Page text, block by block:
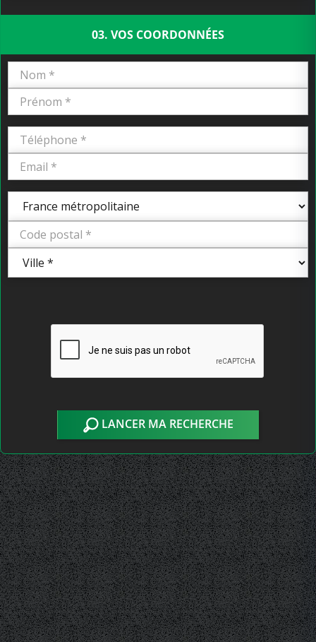
03. VOS COORDONNÉES
LANCER MA RECHERCHE